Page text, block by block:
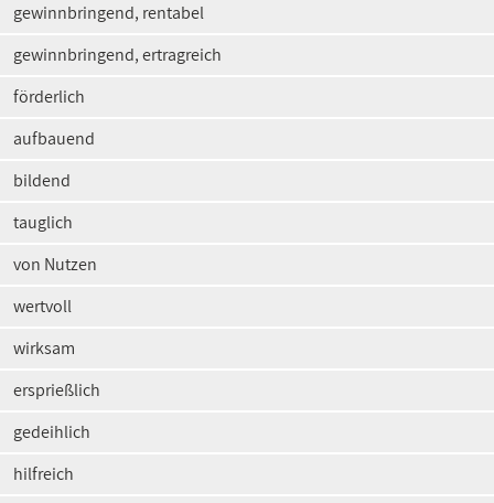
gewinnbringend, rentabel
gewinnbringend, ertragreich
förderlich
aufbauend
bildend
tauglich
von Nutzen
wertvoll
wirksam
ersprießlich
gedeihlich
hilfreich